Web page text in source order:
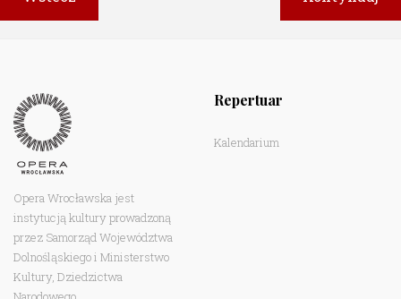
Opera Wrocławska jest
instytucją kultury prowadzoną
przez Samorząd Województwa
Dolnośląskiego i Ministerstwo
Kultury, Dziedzictwa
Repertuar
Kalendarium